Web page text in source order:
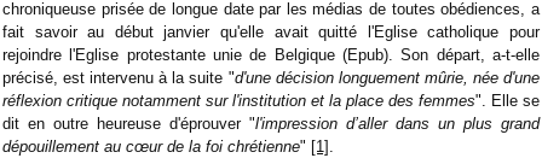
chroniqueuse prisée de longue date par les médias de toutes obédiences, a
fait savoir au début janvier qu'elle avait quitté l'Eglise catholique pour
rejoindre l'Eglise protestante unie de Belgique (Epub). Son départ, a-t-elle
précisé, est intervenu à la suite "d'une décision longuement mûrie, née d'une
réflexion critique notamment sur l'institution et la place des femmes". Elle se
dit en outre heureuse d'éprouver "l'impression d’aller dans un plus grand
dépouillement au cœur de la foi chrétienne" [1] .